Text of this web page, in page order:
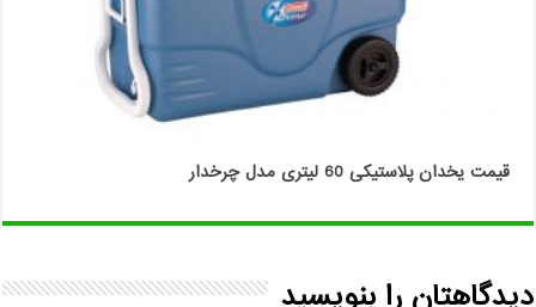
قیمت یخدان پلاستیکی 60 لیتری مدل چرخدار
دیدگاهتان را بنویسید